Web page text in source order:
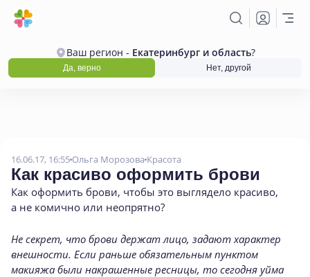
Ваш регион - Екатеринбург и область?
Да, верно Нет, другой
16.06.17, 16:55 Ольга Морозова Красота
Как красиво оформить брови
Как оформить брови, чтобы это выглядело красиво,
а не комично или неопрятно?
Не секрет, что брови держат лицо, задают характер
внешности. Если раньше обязательным пунктом
макияжа были накрашенные ресницы, то сегодня уйма